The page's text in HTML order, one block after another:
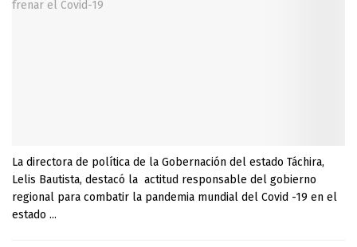
La directora de política de la Gobernación del estado Táchira,
Lelis Bautista, destacó la actitud responsable del gobierno
regional para combatir la pandemia mundial del Covid -19 en el
estado ...